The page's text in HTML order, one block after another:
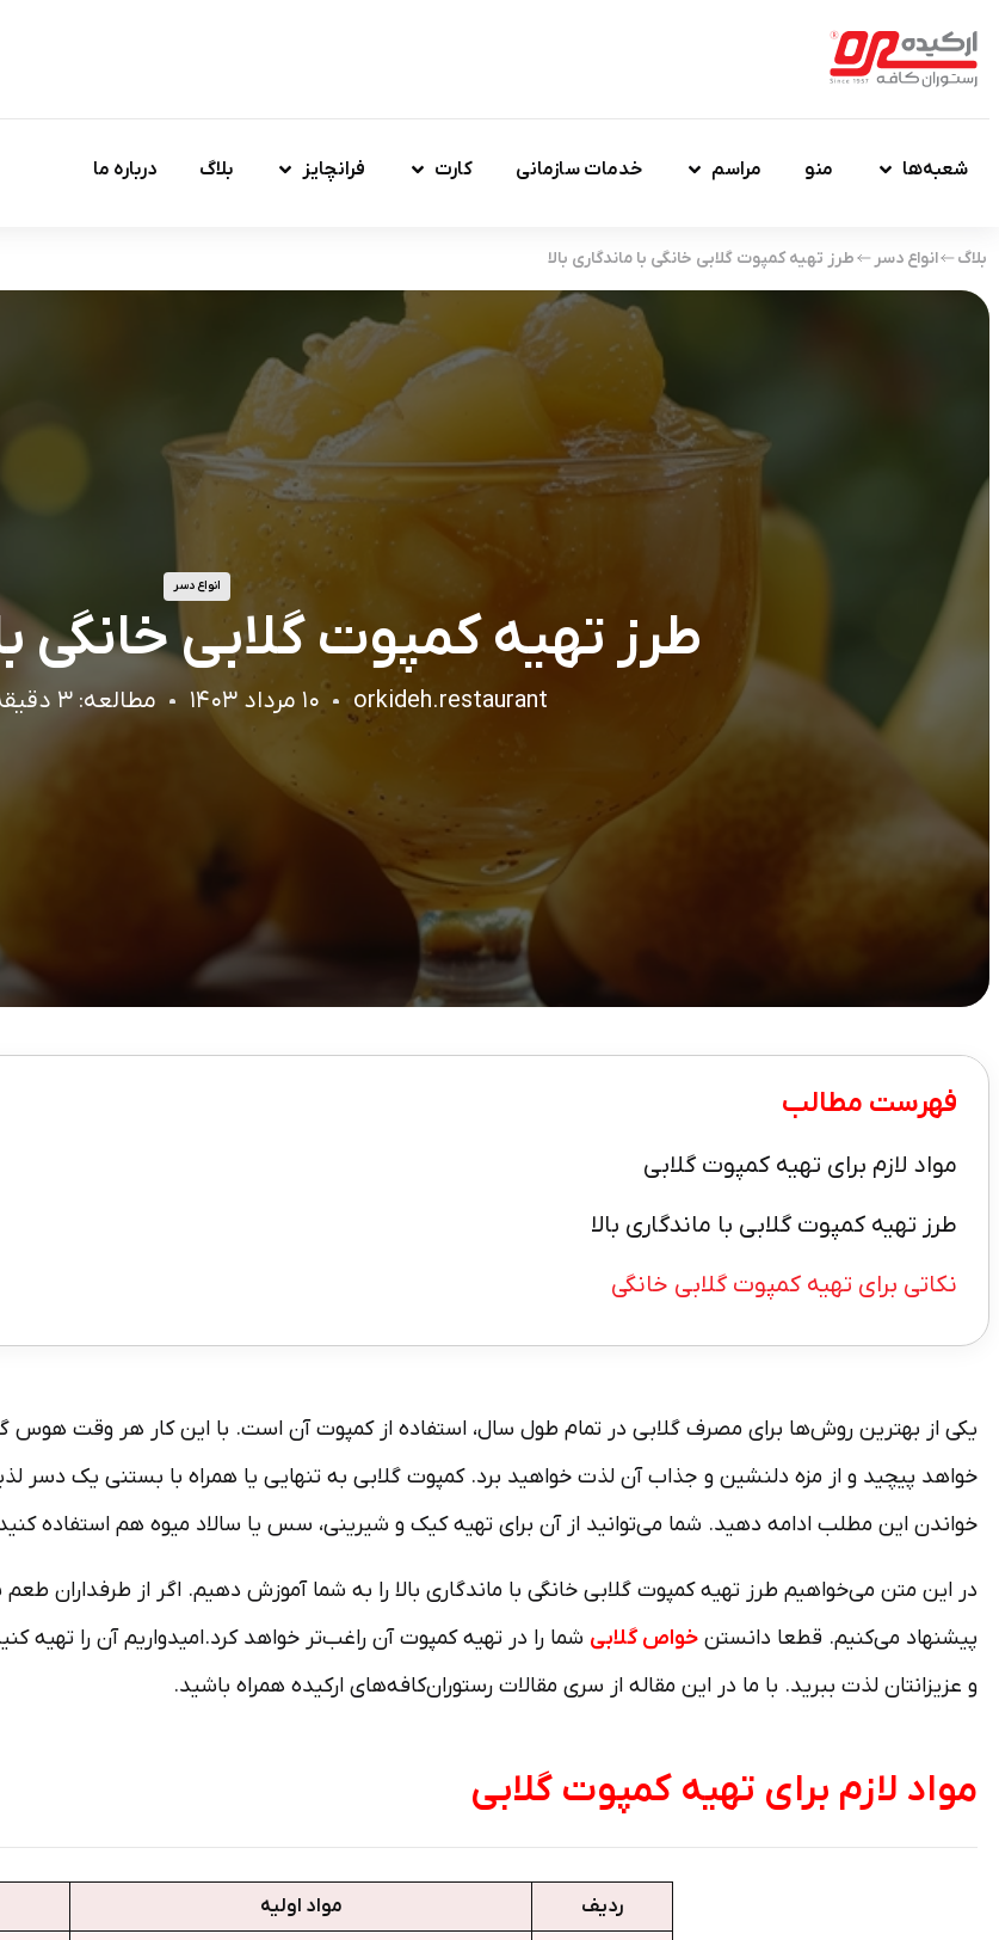
شعبه‌ها منو مراسم خدمات سازمانی کارت فرانچایز بلاگ درباره ما
بلاگ انواع دسر طرز تهیه کمپوت گلابی خانگی با ماندگاری بالا
انواع دسر
طرز تهیه کمپوت گلابی خانگی با
orkideh.restaurant ۱۰ مرداد ۱۴۰۳ مطالعه: ۳ دقیقه
فهرست مطالب
مواد لازم برای تهیه کمپوت گلابی
طرز تهیه کمپوت گلابی با ماندگاری بالا
نکاتی برای تهیه کمپوت گلابی خانگی
یکی از بهترین روش‌ها برای مصرف گلابی در تمام طول سال، استفاده از کمپوت آن است. با این کار هر وقت هوس
خواهد پیچید و از مزه دلنشین و جذاب آن لذت خواهید برد. کمپوت گلابی به تنهایی یا همراه با بستنی یک دسر
خواندن این مطلب ادامه دهید. شما می‌توانید از آن برای تهیه کیک و شیرینی، سس یا سالاد میوه هم استفاده
در این متن می‌خواهیم طرز تهیه کمپوت گلابی خانگی با ماندگاری بالا را به شما آموزش دهیم. اگر از طرفداران
پیشنهاد می‌کنیم. قطعا دانستن خواص گلابی شما را در تهیه کمپوت آن راغب‌تر خواهد کرد.امیدواریم آن را
و عزیزانتان لذت ببرید. با ما در این مقاله از سری مقالات رستوران‌کافه‌های ارکیده همراه باشید.
مواد لازم برای تهیه کمپوت گلابی
ردیف مواد اولیه